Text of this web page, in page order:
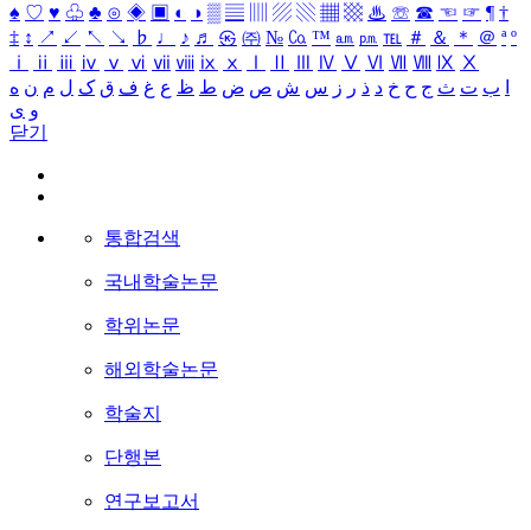
♠ ♡ ♥ ♧ ♣ ⊙ ◈ ▣ ◐ ◑ ▒ ▤ ▨ ▧ ▦ ▩ ♨ ☏ ☎ ☜ ☞ ¶ †
‡ ↕ ↗ ↙ ↖ ↘ ♭ ♩ ♪ ♬ ㉿ ㈜ № ㏇ ™ ㏂ ㏘ ℡ ＃ ＆ ＊ ＠ ª º
ⅰ
ⅱ ⅲ ⅳ ⅴ ⅵ ⅶ ⅷ ⅸ ⅹ Ⅳ Ⅴ Ⅵ Ⅶ Ⅷ Ⅸ Ⅹ
ب ت ث ج ح خ د ذ ر ز س ش ص ض ط ظ ع غ ف ق ک ل م ن ه
و ی
닫기
통합검색
국내학술논문
학위논문
해외학술논문
학술지
단행본
연구보고서